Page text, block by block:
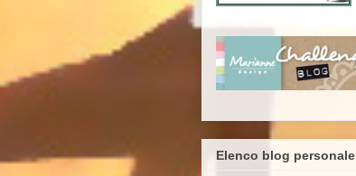
Elenco blog personale